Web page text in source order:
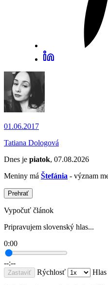
01.06.2017
Tatiana Dologová
Dnes je piatok, 07.08.2026
Meniny má Štefánia - význam
Prehrať
Vypočuť článok
Pripravujem slovenský hlas...
0:00
--:--
Zastaviť Rýchlosť Hlas